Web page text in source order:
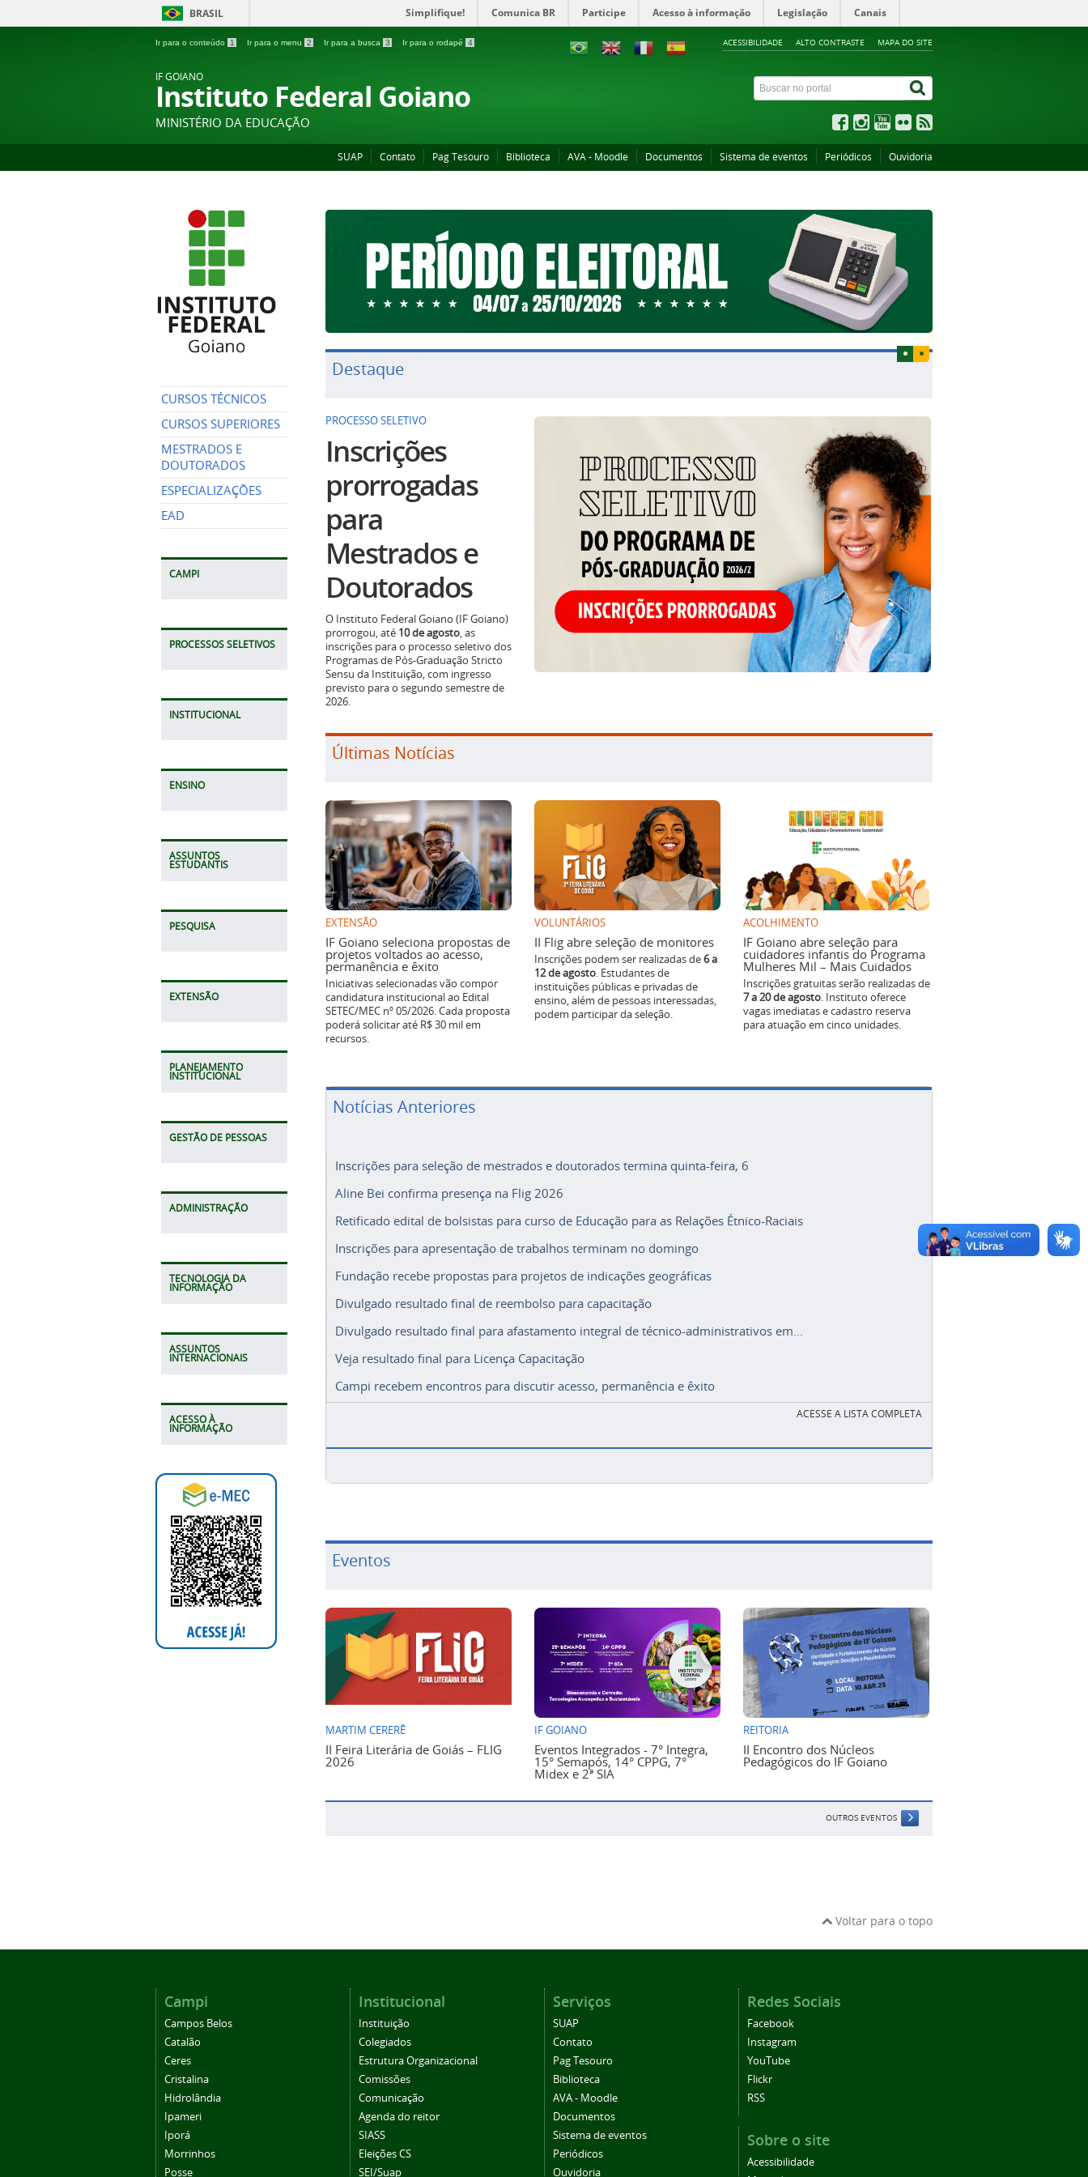
BRASIL Simplifique! Comunica BR Participe Acesso à informação Legislação Canais
Ir para o conteúdo 1 Ir para o menu 2 Ir para a busca 3 Ir para o rodapé 4 ACESSIBILIDADE ALTO CONTRASTE MAPA DO SITE
IF GOIANO
Instituto Federal Goiano
MINISTÉRIO DA EDUCAÇÃO
SUAP Contato Pag Tesouro Biblioteca AVA - Moodle Documentos Sistema de eventos Periódicos Ouvidoria
CURSOS TÉCNICOS
CURSOS SUPERIORES
MESTRADOS E
DOUTORADOS
ESPECIALIZAÇÕES
EAD
CAMPI
PROCESSOS SELETIVOS
INSTITUCIONAL
ENSINO
ASSUNTOS
ESTUDANTIS
PESQUISA
EXTENSÃO
PLANEJAMENTO
INSTITUCIONAL
GESTÃO DE PESSOAS
ADMINISTRAÇÃO
TECNOLOGIA DA
INFORMAÇÃO
ASSUNTOS
INTERNACIONAIS
ACESSO À
INFORMAÇÃO
Destaque
PROCESSO SELETIVO
Inscrições
prorrogadas
para
Mestrados e
Doutorados
O Instituto Federal Goiano (IF Goiano)
prorrogou, até 10 de agosto, as
inscrições para o processo seletivo dos
Programas de Pós-Graduação Stricto
Sensu da Instituição, com ingresso
previsto para o segundo semestre de
2026.
Últimas Notícias
EXTENSÃO
IF Goiano seleciona propostas de
projetos voltados ao acesso,
permanência e êxito
Iniciativas selecionadas vão compor
candidatura institucional ao Edital
SETEC/MEC nº 05/2026. Cada proposta
poderá solicitar até R$ 30 mil em
recursos.
VOLUNTÁRIOS
II Flig abre seleção de monitores
Inscrições podem ser realizadas de6 a
12 de agosto. Estudantes de
instituições públicas e privadas de
ensino, além de pessoas interessadas,
podem participar da seleção.
ACOLHIMENTO
IF Goiano abre seleção para
cuidadores infantis do Programa
Mulheres Mil – Mais Cuidados
Inscrições gratuitas serão realizadas de
7 a 20 de agosto. Instituto oferece
vagas imediatas e cadastro reserva
para atuação em cinco unidades.
Notícias Anteriores
Inscrições para seleção de mestrados e doutorados termina quinta-feira, 6
Aline Bei confirma presença na Flig 2026
Retificado edital de bolsistas para curso de Educação para as Relações Étnico-Raciais
Inscrições para apresentação de trabalhos terminam no domingo
Fundação recebe propostas para projetos de indicações geográficas
Divulgado resultado final de reembolso para capacitação
Divulgado resultado final para afastamento integral de técnico-administrativos em...
Veja resultado final para Licença Capacitação
Campi recebem encontros para discutir acesso, permanência e êxito
ACESSE A LISTA COMPLETA
Eventos
MARTIM CERERÊ
II Feira Literária de Goiás – FLIG
2026
IF GOIANO
Eventos Integrados - 7° Integra,
15° Semapós, 14° CPPG, 7°
Midex e 2ª SIA
REITORIA
II Encontro dos Núcleos
Pedagógicos do IF Goiano
OUTROS EVENTOS
Voltar para o topo
Campi
Campos Belos
Catalão
Ceres
Cristalina
Hidrolândia
Ipameri
Iporá
Morrinhos
Posse
Institucional
Instituição
Colegiados
Estrutura Organizacional
Comissões
Comunicação
Agenda do reitor
SIASS
Eleições CS
SEI/Suap
Serviços
SUAP
Contato
Pag Tesouro
Biblioteca
AVA - Moodle
Documentos
Sistema de eventos
Periódicos
Ouvidoria
Redes Sociais
Facebook
Instagram
YouTube
Flickr
RSS
Sobre o site
Acessibilidade